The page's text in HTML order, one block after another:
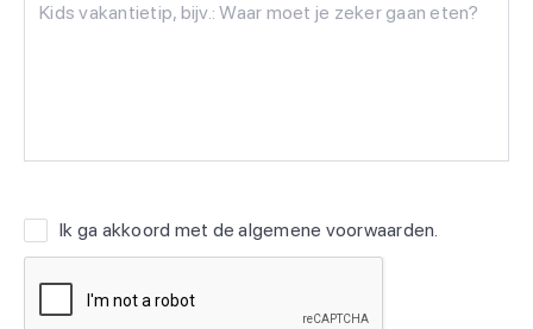
Ik ga akkoord met dealgemene voorwaarden.